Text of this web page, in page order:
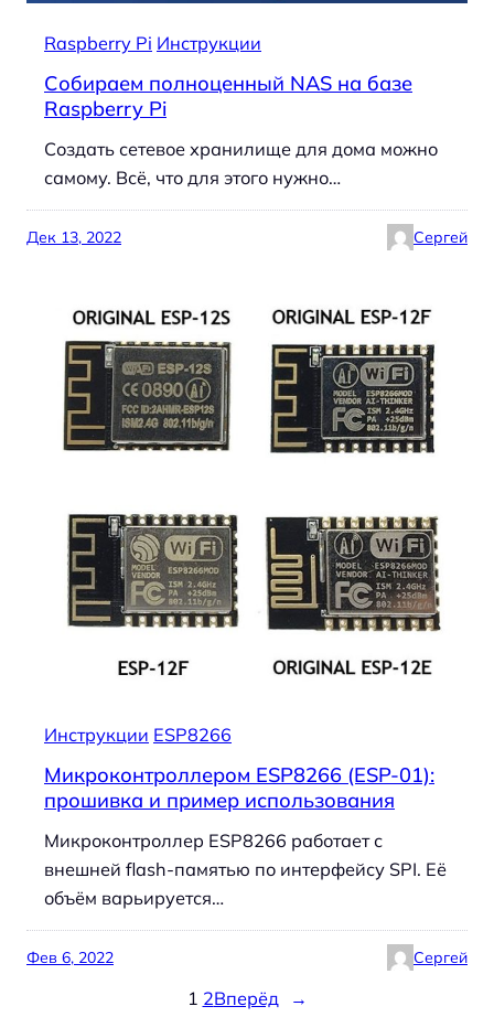
Raspberry Pi Инструкции
Собираем полноценный NAS на базе
Raspberry Pi
Создать сетевое хранилище для дома можно
самому. Всё, что для этого нужно…
Дек 13, 2022 Сергей
Инструкции ESP8266
Микроконтроллером ESP8266 (ESP-01):
прошивка и пример использования
Микроконтроллер ESP8266 работает с
внешней flash-памятью по интерфейсу SPI. Её
объём варьируется…
Фев 6, 2022 Сергей
1 2Вперёд →